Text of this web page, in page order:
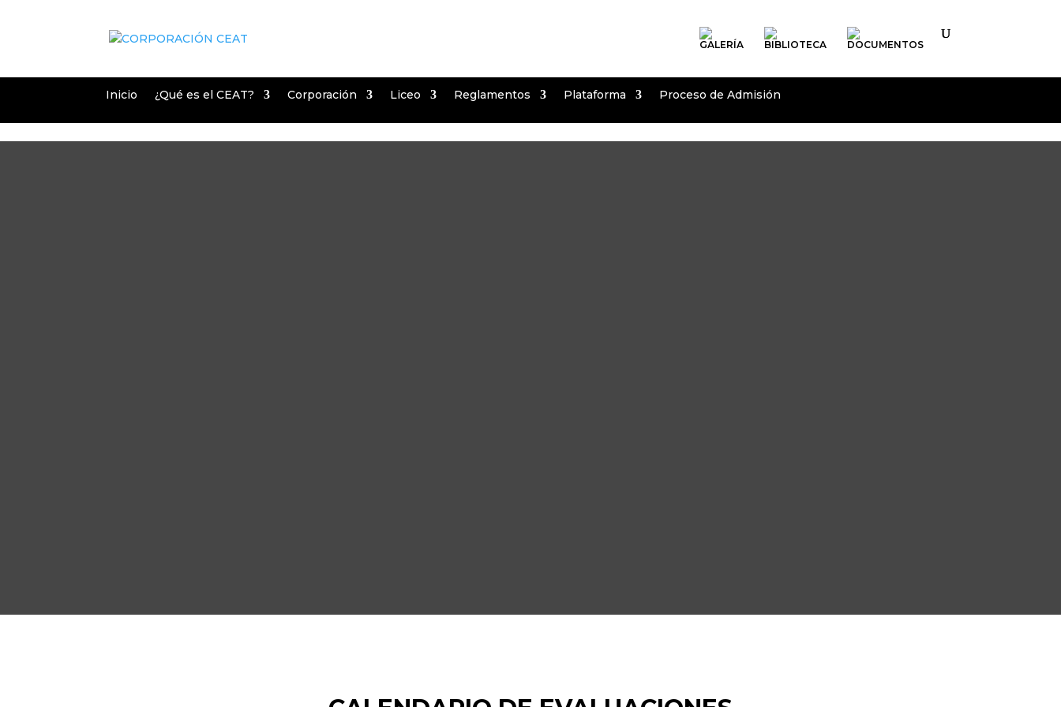
GALERÍA BIBLIOTECA DOCUMENTOS
Inicio ¿Qué es el CEAT? Corporación Liceo Reglamentos Plataforma Proceso de Admisión